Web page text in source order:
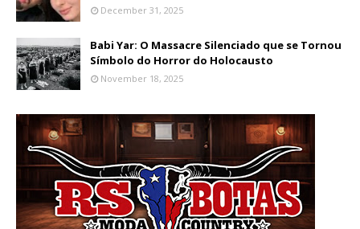
December 31, 2025
Babi Yar: O Massacre Silenciado que se Tornou
Símbolo do Horror do Holocausto
November 18, 2025